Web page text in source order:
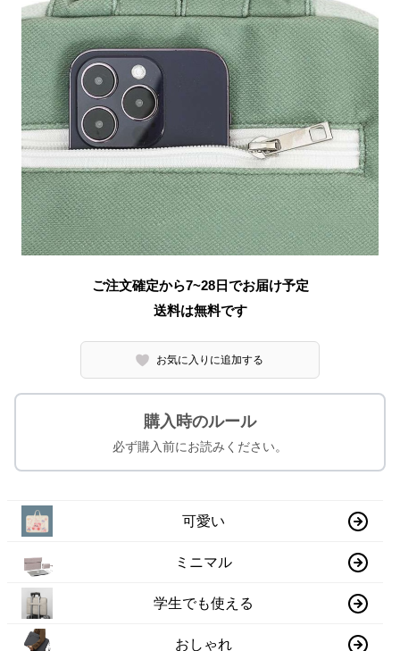
ご注文確定から7~28日でお届け予定
送料は無料です
お気に入りに追加する
購入時のルール
必ず購入前にお読みください。
可愛い
ミニマル
学生でも使える
おしゃれ